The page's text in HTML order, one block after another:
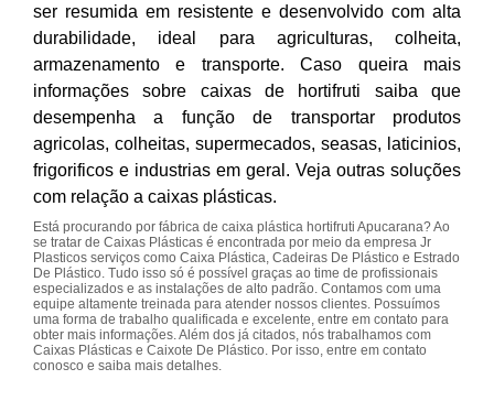
ser resumida em resistente e desenvolvido com alta
durabilidade, ideal para agriculturas, colheita,
armazenamento e transporte. Caso queira mais
informações sobre caixas de hortifruti saiba que
desempenha a função de transportar produtos
agricolas, colheitas, supermecados, seasas, laticinios,
frigorificos e industrias em geral. Veja outras soluções
com relação a caixas plásticas.
Está procurando por fábrica de caixa plástica hortifruti Apucarana? Ao
se tratar de Caixas Plásticas é encontrada por meio da empresa Jr
Plasticos serviços como Caixa Plástica, Cadeiras De Plástico e Estrado
De Plástico. Tudo isso só é possível graças ao time de profissionais
especializados e as instalações de alto padrão. Contamos com uma
equipe altamente treinada para atender nossos clientes. Possuímos
uma forma de trabalho qualificada e excelente, entre em contato para
obter mais informações. Além dos já citados, nós trabalhamos com
Caixas Plásticas e Caixote De Plástico. Por isso, entre em contato
conosco e saiba mais detalhes.